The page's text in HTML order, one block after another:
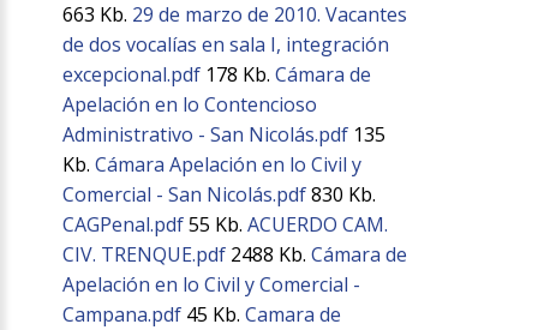
663 Kb. 29 de marzo de 2010. Vacantes
de dos vocalías en sala I, integración
excepcional.pdf 178 Kb.Cámara de
Apelación en lo Contencioso
Administrativo - San Nicolás.pdf 135
Kb.Cámara Apelación en lo Civil y
Comercial - San Nicolás.pdf830 Kb.
CAGPenal.pdf55 Kb.ACUERDO CAM.
CIV. TRENQUE.pdf 2488 Kb.Cámara de
Apelación en lo Civil y Comercial -
Campana.pdf 45 Kb.Camara de